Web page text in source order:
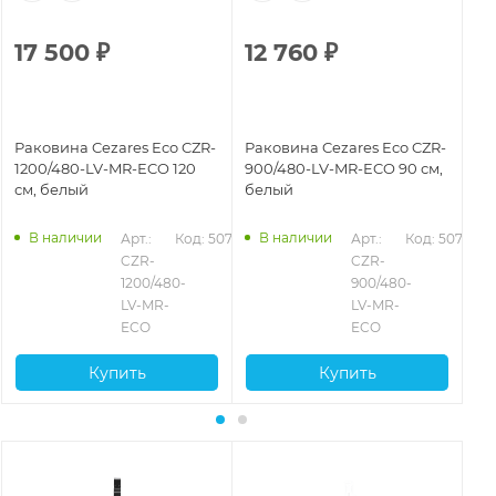
17 500 ₽
Раковина Cezares Eco CZR-
1200/480-LV-MR-ECO 120
см, белый
В наличии
Арт.:
CZR-
1200/480-
LV-MR-
ECO
Код: 50720
Купить
12 760 ₽
Раковина Cezares Eco CZR-
900/480-LV-MR-ECO 90 см,
белый
В наличии
Арт.:
CZR-
900/480-
LV-MR-
ECO
Код: 50722
Купить